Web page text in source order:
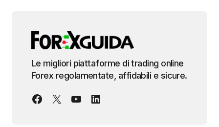
Le migliori piattaforme di trading online
Forex regolamentate, affidabili e sicure.